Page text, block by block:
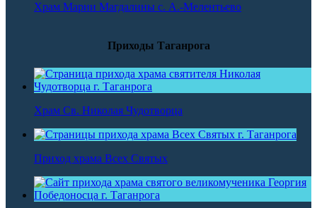
Храм Марии Магдалины с. А.-Мелентьево
Приходы Таганрога
Храм Св. Николая Чудотворца
Приход храма Всех Святых